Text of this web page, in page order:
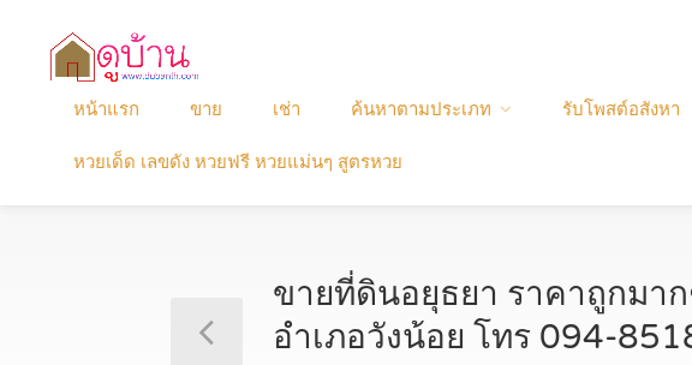
หน้าแรก ขาย เช่า ค้นหาตามประเภท รับโพสต์อสังหา
หวยเด็ด เลขดัง หวยฟรี หวยแม่นๆ สูตรหวย
ขายที่ดินอยุธยา ราคาถูกมาก
อำเภอวังน้อย โทร 094-